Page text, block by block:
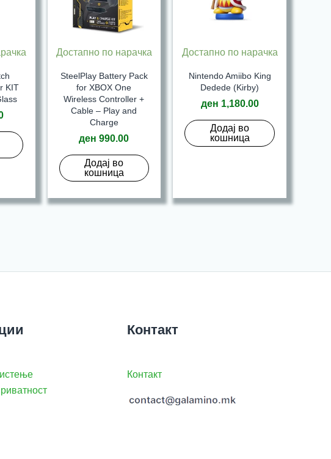
KIT
Достапно по нарачка
SteelPlay Battery Pack
for XBOX One
Wireless Controller +
Cable – Play and
Charge
ден 990.00
Додај во
кошница
Достапно по нарачка
Nintendo Amiibo King
Dedede (Kirby)
ден 1,180.00
Додај во
кошница
Контакт
Контакт